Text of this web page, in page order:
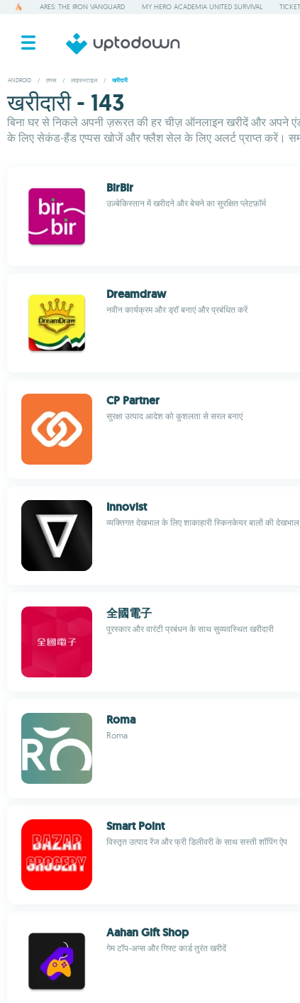
ARES: THE IRON VANGUARD MY HERO ACADEMIA UNITED SURVIVAL
ANDROID / एप्पस / लाइफस्टाइल / खरीदारी
खरीदारी - 143
बिना घर से निकले अपनी ज़रूरत की हर चीज़ ऑनलाइन खरीदें और अपने
के लिए सेकंड-हैंड एप्पस खोजें और फ्लैश सेल के लिए अलर्ट प्राप्त करें।
BirBir
उज़्बेकिस्तान में खरीदने और बेचने का सुरक्षित प्लेटफ़ॉर्म
Dreamdraw
नवीन कार्यक्रम और ड्रॉ बनाएं और प्रबंधित करें
CP Partner
सुरक्षा उत्पाद आदेश को कुशलता से सरल बनाएं
Innovist
व्यक्तिगत देखभाल के लिए शाकाहारी स्किनकेयर बालों की
全國電子
पुरस्कार और वारंटी प्रबंधन के साथ सुव्यवस्थित खरीदारी
Roma
Roma
Smart Point
विस्तृत उत्पाद रेंज और फ्री डिलीवरी के साथ सस्ती शॉपिंग ऐप
Aahan Gift Shop
गेम टॉप-अप्स और गिफ्ट कार्ड तुरंत खरीदें